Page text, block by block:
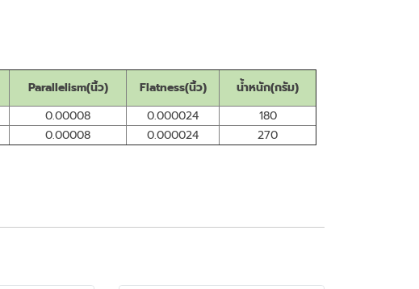
Parallelism(นิ้ว) Flatness(นิ้ว)
น้ำหนัก(กรัม)
0.00008 0.000024
180
0.00008 0.000024 270